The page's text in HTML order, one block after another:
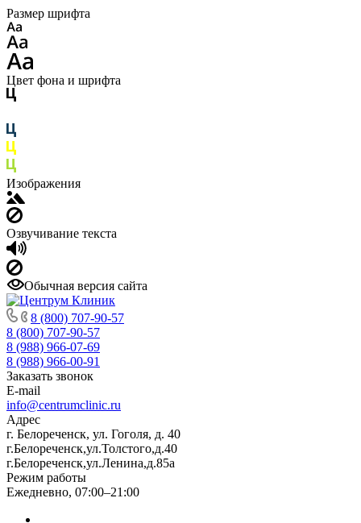
Размер шрифта
Цвет фона и шрифта
Изображения
Озвучивание текста
Обычная версия сайта
8 (800) 707-90-57
8 (800) 707-90-57
8 (988) 966-07-69
8 (988) 966-00-91
Заказать звонок
E-mail
info@centrumclinic.ru
Адрес
г. Белореченск, ул. Гоголя, д. 40
г.Белореченск,ул.Толстого,д.40
г.Белореченск,ул.Ленина,д.85а
Режим работы
Ежедневно, 07:00–21:00